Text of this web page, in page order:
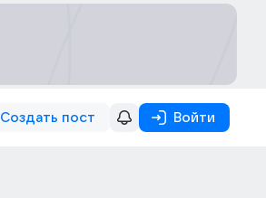
Создать пост Войти